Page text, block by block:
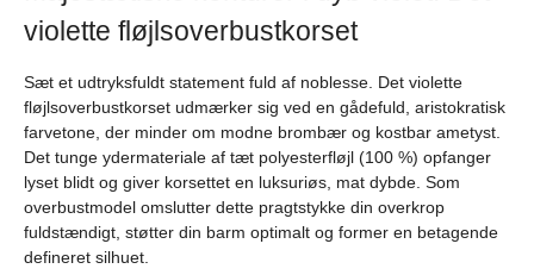
violette fløjlsoverbustkorset
Sæt et udtryksfuldt statement fuld af noblesse. Det violette
fløjlsoverbustkorset udmærker sig ved en gådefuld, aristokratisk
farvetone, der minder om modne brombær og kostbar ametyst.
Det tunge ydermateriale af tæt polyesterfløjl (100 %) opfanger
lyset blidt og giver korsettet en luksuriøs, mat dybde. Som
overbustmodel omslutter dette pragtstykke din overkrop
fuldstændigt, støtter din barm optimalt og former en betagende
defineret silhuet.